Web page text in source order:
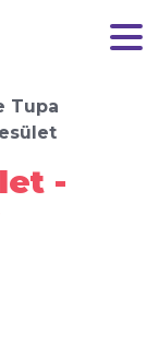
Tupa
-